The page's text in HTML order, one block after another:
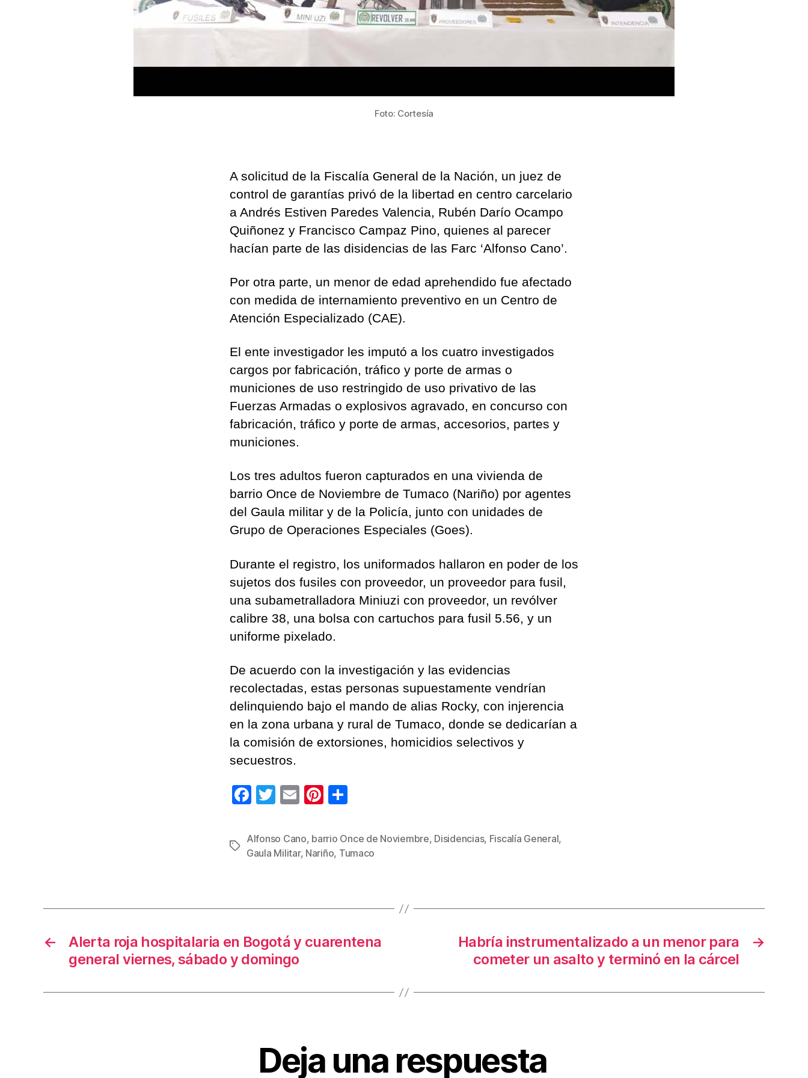
Foto: Cortesía
A solicitud de la Fiscalía General de la Nación, un juez de
control de garantías privó de la libertad en centro carcelario
a Andrés Estiven Paredes Valencia, Rubén Darío Ocampo
Quiñonez y Francisco Campaz Pino, quienes al parecer
hacían parte de las disidencias de las Farc ‘Alfonso Cano’.
Por otra parte, un menor de edad aprehendido fue afectado
con medida de internamiento preventivo en un Centro de
Atención Especializado (CAE).
El ente investigador les imputó a los cuatro investigados
cargos por fabricación, tráfico y porte de armas o
municiones de uso restringido de uso privativo de las
Fuerzas Armadas o explosivos agravado, en concurso con
fabricación, tráfico y porte de armas, accesorios, partes y
municiones.
Los tres adultos fueron capturados en una vivienda de
barrio Once de Noviembre de Tumaco (Nariño) por agentes
del Gaula militar y de la Policía, junto con unidades de
Grupo de Operaciones Especiales (Goes).
Durante el registro, los uniformados hallaron en poder de los
sujetos dos fusiles con proveedor, un proveedor para fusil,
una subametralladora Miniuzi con proveedor, un revólver
calibre 38, una bolsa con cartuchos para fusil 5.56, y un
uniforme pixelado.
De acuerdo con la investigación y las evidencias
recolectadas, estas personas supuestamente vendrían
delinquiendo bajo el mando de alias Rocky, con injerencia
en la zona urbana y rural de Tumaco, donde se dedicarían a
la comisión de extorsiones, homicidios selectivos y
secuestros.
F
c
e
o
T
tt
er
E
ail
Pi
er
e
m
p
Etiquetas
Alfonso Cano, barrio Once de Noviembre, Disidencias, Fiscalía General,
Gaula Militar, Nariño, Tumaco
←
Alerta roja hospitalaria en Bogotá y cuarentena
general viernes, sábado y domingo
→
Habría instrumentalizado a un menor para
cometer un asalto y terminó en la cárcel
Deja una respuesta